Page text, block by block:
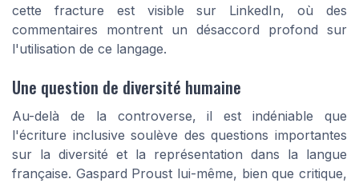
cette fracture est visible sur LinkedIn, où des
commentaires montrent un désaccord profond sur
l'utilisation de ce langage.
Une question de diversité humaine
Au-delà de la controverse, il est indéniable que
l'écriture inclusive soulève des questions importantes
sur la diversité et la représentation dans la langue
française. Gaspard Proust lui-même, bien que critique,